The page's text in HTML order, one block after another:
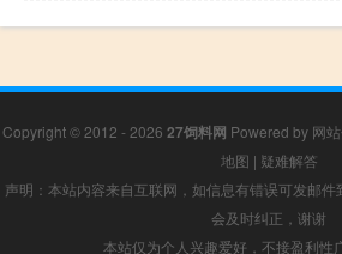
Copyright © 2012 - 2026 27饲料网 Powered by 网
地图 | 疑难解答
声明：本站内容来自互联网，如信息有错误可发邮
会及时纠正，谢谢
本站仅为个人兴趣爱好，不接盈利性